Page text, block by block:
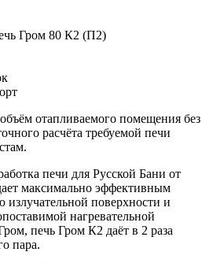
Гром 80 К2 (П2)
отапливаемого помещения без
расчёта требуемой печи
печи для Русской Бани от
максимально эффективным
поверхности и
нагревательной
печь Гром К2 даёт в 2 раза
пара.